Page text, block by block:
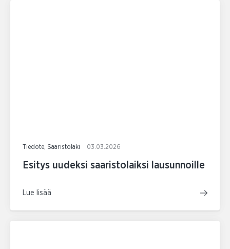
Tiedote, Saaristolaki 03.03.2026
Esitys uudeksi saaristolaiksi lausunnoille
Lue lisää